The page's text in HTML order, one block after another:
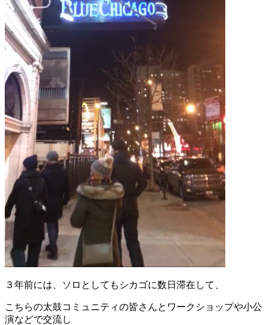
３年前には、ソロとしてもシカゴに数日滞在して、
こちらの太鼓コミュニティの皆さんとワークショップや小公
演などで交流し